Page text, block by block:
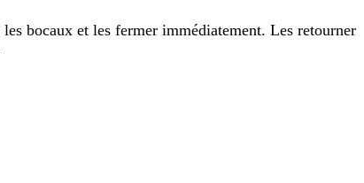
bocaux et les fermer immédiatement. Les retourner